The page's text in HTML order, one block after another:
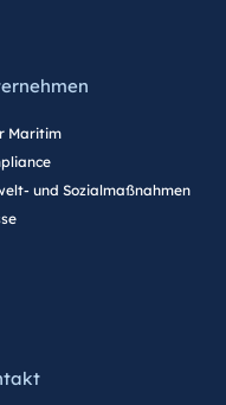
Maritim
und Sozialmaßnahmen